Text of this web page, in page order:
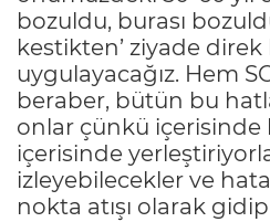
bozuldu, burası
kestikten’ ziyade
uygulayacağız. Hem
beraber, bütün bu
onlar çünkü içerisinde
içerisinde
izleyebilecekler ve
nokta atışı olarak